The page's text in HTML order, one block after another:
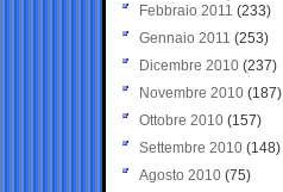
Febbraio 2011 (233)
Gennaio 2011 (253)
Dicembre 2010 (237)
Novembre 2010 (187)
Ottobre 2010 (157)
Settembre 2010 (148)
Agosto 2010 (75)